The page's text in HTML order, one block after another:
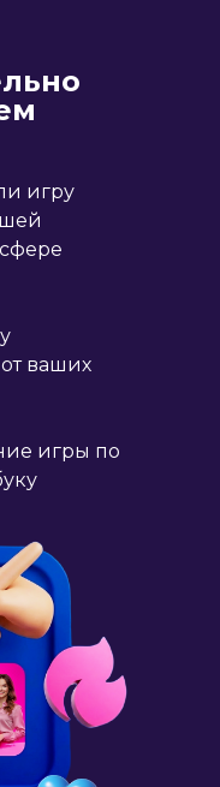
игру
ваших
игры по